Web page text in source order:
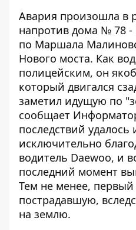
Авария произошла в
напротив дома № 78 -
по Маршала
Нового моста. Как
полицейским, он
который двигался
заметил идущую по
сообщает
последствий удалось
исключительно
водитель Daewoo, и
последний момент
Тем не менее, первый
пострадавшую,
на землю.